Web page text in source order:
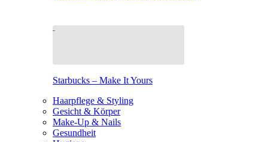
Starbucks – Make It Yours
Haarpflege & Styling
Gesicht & Körper
Make-Up & Nails
Gesundheit